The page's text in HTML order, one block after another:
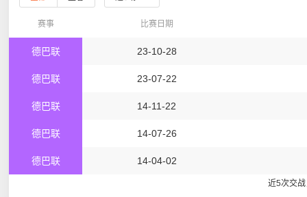
赛事 比赛日期
德巴联 23-10-28
德巴联 23-07-22
德巴联 14-11-22
德巴联 14-07-26
德巴联 14-04-02
近5次交